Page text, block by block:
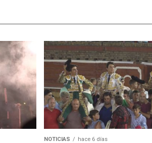
NOTICIAS hace 6 días